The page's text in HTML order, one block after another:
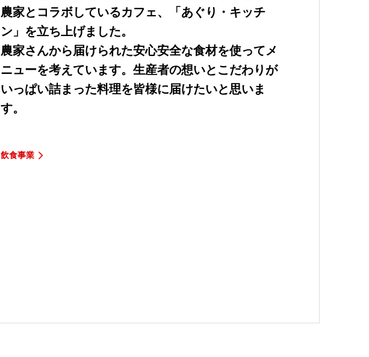
農家とコラボしているカフェ、「あぐり・キッチ
ン」を立ち上げました。
農家さんから届けられた安心安全な食材を使ってメ
ニューを考えています。生産者の想いとこだわりが
いっぱい詰まった料理を皆様に届けたいと思いま
す。
飲食事業